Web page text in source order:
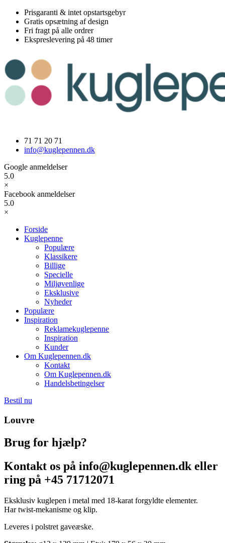
Videre
indhold
Prisgaranti & intet opstartsgebyr
Gratis opsætning af design
Fri fragt på alle ordrer
Ekspreslevering på 48 timer
71 71 20 71
info@kuglepennen.dk
Google anmeldelser
5.0
×
Facebook anmeldelser
5.0
×
Forside
Kuglepenne
Populære
Klassikere
Billige
Specielle
Miljøvenlige
Eksklusive
Nyheder
Populære
Inspiration
Reklamekuglepenne
Inspiration
Kunder
Om Kuglepennen.dk
Kontakt
Om Kuglepennen.dk
Handelsbetingelser
Bestil nu
Louvre
Brug for hjælp?
Kontakt os på info@kuglepennen.dk eller
ring på +45 71712071
Eksklusiv kuglepen i metal med 18-karat forgyldte elementer.
Har twist-mekanisme og klip.
Leveres i polstret gaveæske.